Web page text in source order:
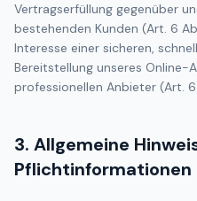
Vertragserfüllung gegenüber
bestehenden Kunden (Art. 6
Interesse einer sicheren,
Bereitstellung unseres Online-
professionellen Anbieter (Art. 6
3. Allgemeine
Pflichtinformationen